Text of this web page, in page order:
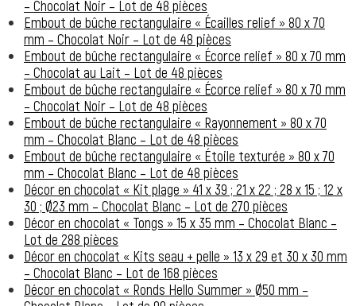
– Chocolat Noir – Lot de 48 pièces
Embout de bûche rectangulaire « Écailles relief » 80 x 70
mm – Chocolat Noir – Lot de 48 pièces
Embout de bûche rectangulaire « Écorce relief » 80 x 70 mm
– Chocolat au Lait – Lot de 48 pièces
Embout de bûche rectangulaire « Écorce relief » 80 x 70 mm
– Chocolat Noir – Lot de 48 pièces
Embout de bûche rectangulaire « Rayonnement » 80 x 70
mm – Chocolat Blanc – Lot de 48 pièces
Embout de bûche rectangulaire « Étoile texturée » 80 x 70
mm – Chocolat Blanc – Lot de 48 pièces
Décor en chocolat « Kit plage » 41 x 39 ; 21 x 22 ; 28 x 15 ; 12 x
30 ; Ø23 mm – Chocolat Blanc – Lot de 270 pièces
Décor en chocolat « Tongs » 15 x 35 mm – Chocolat Blanc –
Lot de 288 pièces
Décor en chocolat « Kits seau + pelle » 13 x 29 et 30 x 30 mm
– Chocolat Blanc – Lot de 168 pièces
Décor en chocolat « Ronds Hello Summer » Ø50 mm –